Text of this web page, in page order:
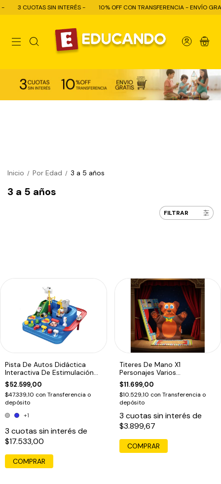
- 10% OFF CON TRANSFERENCIA - ENVÍO GRATIS COMPRAS +
0
Inicio / Por Edad / 3 a 5 años
3 a 5 años
FILTRAR
Pista De Autos Didáctica
Interactiva De Estimulación
Motriz
$52.599,00
$47.339,10 con Transferencia o
depósito
+1
3 cuotas sin interés de
$17.533,00
COMPRAR
Titeres De Mano X1
Personajes Varios
Dramatizacion Educando
$11.699,00
$10.529,10 con Transferencia o
depósito
3 cuotas sin interés de
$3.899,67
COMPRAR